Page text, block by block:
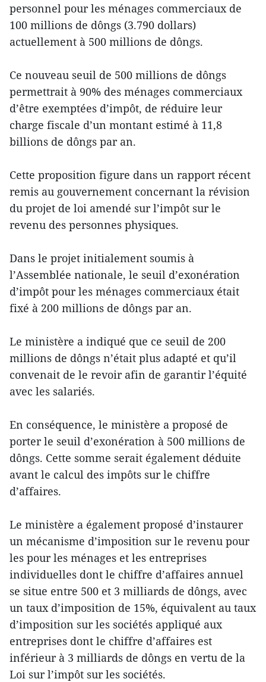
personnel pour les ménages commerciaux de
100 millions de dôngs (3.790 dollars)
actuellement à 500 millions de dôngs.
Ce nouveau seuil de 500 millions de dôngs
permettrait à 90% des ménages commerciaux
d’être exemptées d’impôt, de réduire leur
charge fiscale d’un montant estimé à 11,8
billions de dôngs par an.
Cette proposition figure dans un rapport récent
remis au gouvernement concernant la révision
du projet de loi amendé sur l’impôt sur le
revenu des personnes physiques.
Dans le projet initialement soumis à
l’Assemblée nationale, le seuil d’exonération
d’impôt pour les ménages commerciaux était
fixé à 200 millions de dôngs par an.
Le ministère a indiqué que ce seuil de 200
millions de dôngs n’était plus adapté et qu’il
convenait de le revoir afin de garantir l’équité
avec les salariés.
En conséquence, le ministère a proposé de
porter le seuil d’exonération à 500 millions de
dôngs. Cette somme serait également déduite
avant le calcul des impôts sur le chiffre
d’affaires.
Le ministère a également proposé d’instaurer
un mécanisme d’imposition sur le revenu pour
les pour les ménages et les entreprises
individuelles dont le chiffre d’affaires annuel
se situe entre 500 et 3 milliards de dôngs, avec
un taux d’imposition de 15%, équivalent au taux
d’imposition sur les sociétés appliqué aux
entreprises dont le chiffre d’affaires est
inférieur à 3 milliards de dôngs en vertu de la
Loi sur l’impôt sur les sociétés.